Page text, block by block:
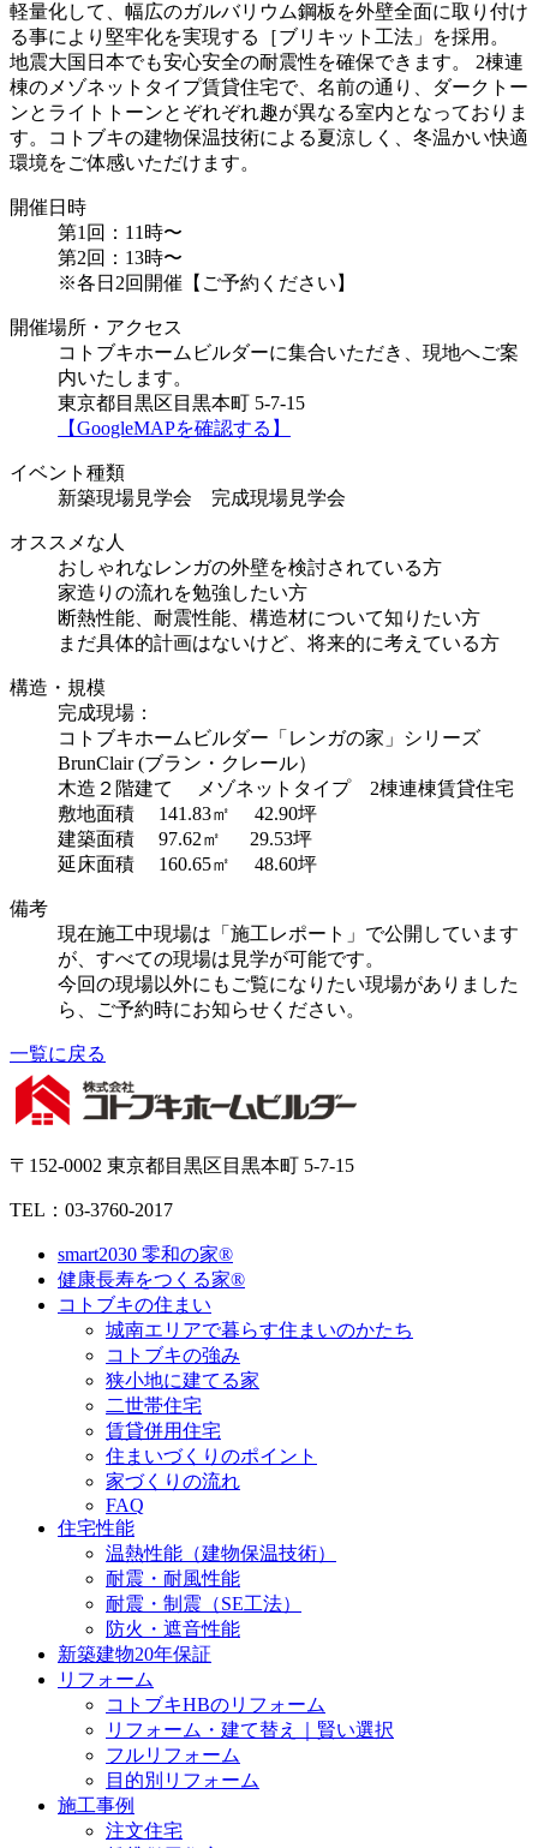
軽量化して、幅広のガルバリウム鋼板を外壁全面に取り付け
る事により堅牢化を実現する［ブリキット工法」を採用。
地震大国日本でも安心安全の耐震性を確保できます。 2棟連
棟のメゾネットタイプ賃貸住宅で、名前の通り、ダークトー
ンとライトトーンとぞれぞれ趣が異なる室内となっておりま
す。コトブキの建物保温技術による夏涼しく、冬温かい快適
環境をご体感いただけます。
開催日時
第1回：11時〜
第2回：13時〜
※各日2回開催【ご予約ください】
開催場所・アクセス
コトブキホームビルダーに集合いただき、現地へご案
内いたします。
東京都目黒区目黒本町 5-7-15
【GoogleMAPを確認する】
イベント種類
新築現場見学会 完成現場見学会
オススメな人
おしゃれなレンガの外壁を検討されている方
家造りの流れを勉強したい方
断熱性能、耐震性能、構造材について知りたい方
まだ具体的計画はないけど、将来的に考えている方
構造・規模
完成現場：
コトブキホームビルダー「レンガの家」シリーズ
BrunClair (ブラン・クレール）
木造２階建て メゾネットタイプ 2棟連棟賃貸住宅
敷地面積 141.83㎡ 42.90坪
建築面積 97.62㎡ 29.53坪
延床面積 160.65㎡ 48.60坪
備考
現在施工中現場は「施工レポート」で公開しています
が、すべての現場は見学が可能です。
今回の現場以外にもご覧になりたい現場がありました
ら、ご予約時にお知らせください。
一覧に戻る
〒152-0002 東京都目黒区目黒本町 5-7-15
TEL：03-3760-2017
smart2030 零和の家®
健康長寿をつくる家®
コトブキの住まい
城南エリアで暮らす住まいのかたち
コトブキの強み
狭小地に建てる家
二世帯住宅
賃貸併用住宅
住まいづくりのポイント
家づくりの流れ
FAQ
住宅性能
温熱性能（建物保温技術）
耐震・耐風性能
耐震・制震（SE工法）
防火・遮音性能
新築建物20年保証
リフォーム
コトブキHBのリフォーム
リフォーム・建て替え｜賢い選択
フルリフォーム
目的別リフォーム
施工事例
注文住宅